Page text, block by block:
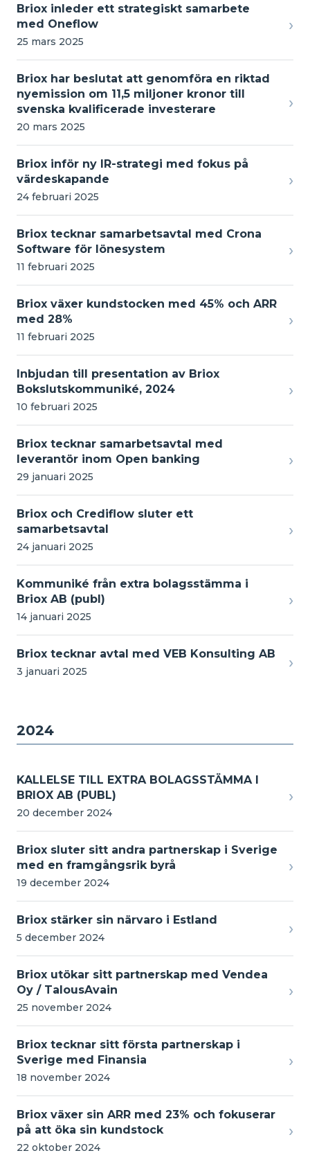
Briox inleder ett strategiskt samarbete
med Oneflow
25 mars 2025
›
Briox har beslutat att genomföra en riktad
nyemission om 11,5 miljoner kronor till
svenska kvalificerade investerare
20 mars 2025
›
Briox inför ny IR-strategi med fokus på
värdeskapande
24 februari 2025
›
Briox tecknar samarbetsavtal med Crona
Software för lönesystem
11 februari 2025
›
Briox växer kundstocken med 45% och ARR
med 28%
11 februari 2025
›
Inbjudan till presentation av Briox
Bokslutskommuniké, 2024
10 februari 2025
›
Briox tecknar samarbetsavtal med
leverantör inom Open banking
29 januari 2025
›
Briox och Crediflow sluter ett
samarbetsavtal
24 januari 2025
›
Kommuniké från extra bolagsstämma i
Briox AB (publ)
14 januari 2025
›
Briox tecknar avtal med VEB Konsulting AB
3 januari 2025 ›
2024
KALLELSE TILL EXTRA BOLAGSSTÄMMA I
BRIOX AB (PUBL)
20 december 2024
›
Briox sluter sitt andra partnerskap i Sverige
med en framgångsrik byrå
19 december 2024
›
Briox stärker sin närvaro i Estland
5 december 2024 ›
Briox utökar sitt partnerskap med Vendea
Oy / TalousAvain
25 november 2024
›
Briox tecknar sitt första partnerskap i
Sverige med Finansia
18 november 2024
›
Briox växer sin ARR med 23% och fokuserar
på att öka sin kundstock
22 oktober 2024
›